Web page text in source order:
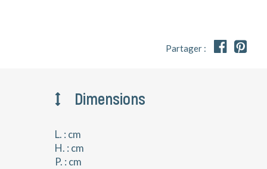
Partager :  
Dimensions
L. : cm
H. : cm
P. : cm